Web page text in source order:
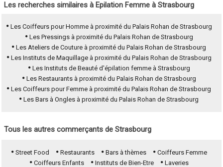
Les recherches similaires à Epilation Femme à Strasbourg
Les Coiffeurs pour Homme à proximité du Palais Rohan de Strasbourg
Les Pressings à proximité du Palais Rohan de Strasbourg
Les Ateliers de Couture à proximité du Palais Rohan de Strasbourg
Les Instituts de Maquillage à proximité du Palais Rohan de Strasbourg
Les Instituts de Beauté d'épilation femme à Strasbourg
Les Restaurants à proximité du Palais Rohan de Strasbourg
Les Coiffeurs pour Femme à proximité du Palais Rohan de Strasbourg
Les Bars à Ongles à proximité du Palais Rohan de Strasbourg
Tous les autres commerçants de Strasbourg
Street Food Restaurants Bars à thèmes
Coiffeurs Femme
Coiffeurs Enfants
Instituts de Bien-Etre
Laveries